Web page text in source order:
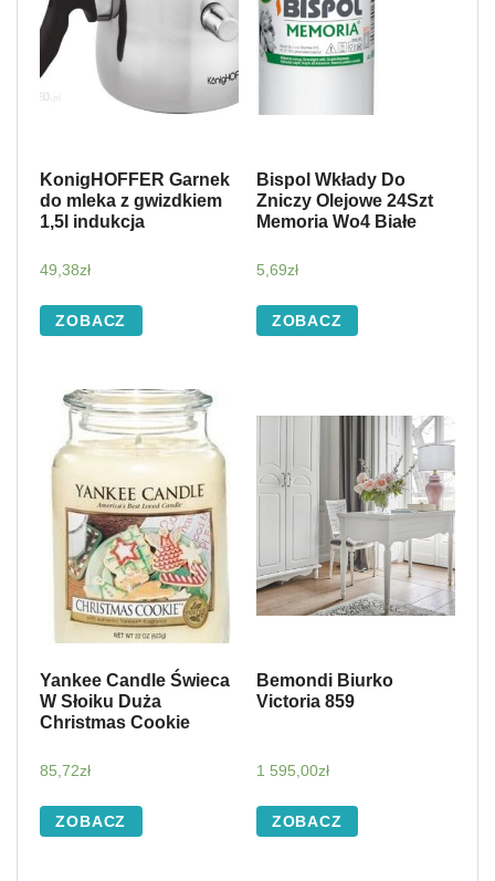
KonigHOFFER Garnek
do mleka z gwizdkiem
1,5l indukcja
49,38zł
ZOBACZ
Bispol Wkłady Do
Zniczy Olejowe 24Szt
Memoria Wo4 Białe
5,69zł
ZOBACZ
Yankee Candle Świeca
W Słoiku Duża
Christmas Cookie
85,72zł
ZOBACZ
Bemondi Biurko
Victoria 859
1 595,00zł
ZOBACZ